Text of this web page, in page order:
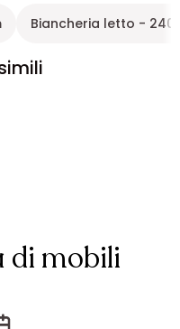
Biancheria letto - 240
di mobili